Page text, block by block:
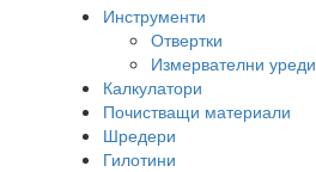
Инструменти
Отвертки
Измервателни уреди
Калкулатори
Почистващи материали
Шредери
Гилотини